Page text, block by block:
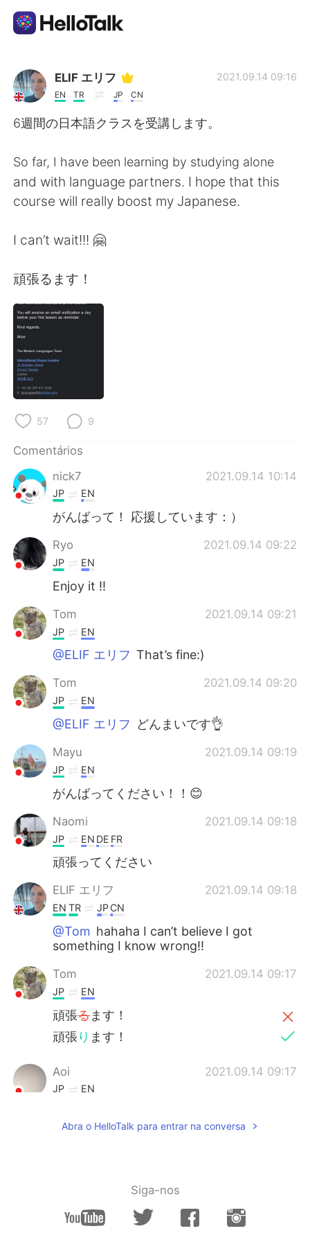
Aplicativo de troca de idioma
AI Grammar Checker
English 简体中文
繁體中文
العربية
Deutsch
한국어
ไทย
Italiano
Tiếng Việt
ELIF エリフ
EN TR JP CN
2021.09.14 09:16
6週間の日本語クラスを受講します。
So far, I have been learning by studying alone
and with language partners. I hope that this
course will really boost my Japanese.
I can’t wait!!! 🤗
頑張るます！
57 9
Comentários
nick7
2021.09.14 10:14
JP EN
がんばって！ 応援しています：）
Ryo 2021.09.14 09:22
JP EN
Enjoy it !!
Tom 2021.09.14 09:21
JP EN
@ELIF エリフ That’s fine:)
Tom 2021.09.14 09:20
JP EN
@ELIF エリフ どんまいです👌
Mayu 2021.09.14 09:19
JP EN
がんばってください！！😊
Naomi 2021.09.14 09:18
JP EN DE FR
頑張ってください
ELIF エリフ 2021.09.14 09:18
EN TR JPCN
@Tom hahaha I can’t believe I got
something I know wrong!!
Tom 2021.09.14 09:17
JP EN
頑張るます！
頑張 り ます！
Aoi 2021.09.14 09:17
JP EN
So far, I have been learning by studying
my Japanese.
I can’t wait!
Abra o HelloTalk para entrar na conversa
Siga-nos